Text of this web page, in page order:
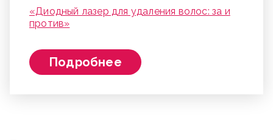
«Диодный лазер для удаления волос: за и
против»
Подробнее